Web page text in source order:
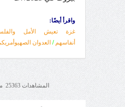
واقرأ أيضًا:
غزة تعيش الأمل
أنفاسهم / العدوان
المشاهدات 25363 معدل الترشيح